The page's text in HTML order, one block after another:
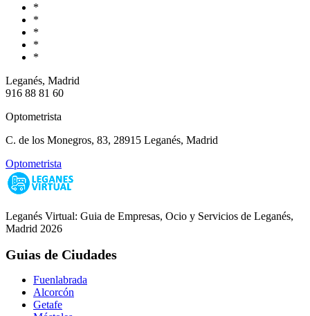
*
*
*
*
*
Leganés, Madrid
916 88 81 60
Optometrista
C. de los Monegros, 83, 28915 Leganés, Madrid
Optometrista
Leganés Virtual: Guia de Empresas, Ocio y Servicios de Leganés,
Madrid 2026
Guias de Ciudades
Fuenlabrada
Alcorcón
Getafe